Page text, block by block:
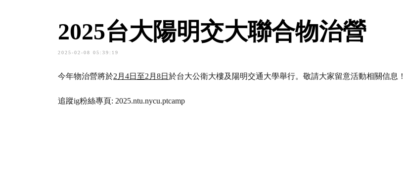
2025台大陽明交大聯合物治營
2025-02-08 05:39:19
今年物治營將於2月4日至2月8日 於台大公衛大樓及陽明交通大學舉行。敬請大家留意活動相關信息！
追蹤ig粉絲專頁: 2025.ntu.nycu.ptcamp